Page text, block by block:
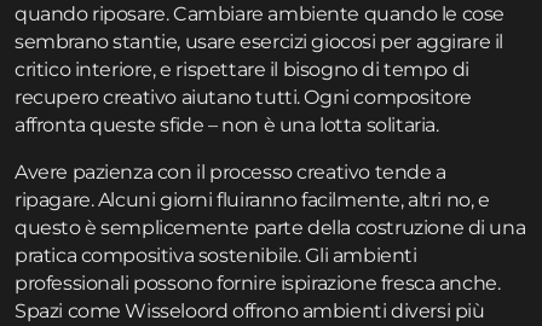
quando riposare. Cambiare ambiente quando le cose
sembrano stantie, usare esercizi giocosi per aggirare il
critico interiore, e rispettare il bisogno di tempo di
recupero creativo aiutano tutti. Ogni compositore
affronta queste sfide – non è una lotta solitaria.
Avere pazienza con il processo creativo tende a
ripagare. Alcuni giorni fluiranno facilmente, altri no, e
questo è semplicemente parte della costruzione di una
pratica compositiva sostenibile. Gli ambienti
professionali possono fornire ispirazione fresca anche.
Spazi come Wisseloord offrono ambienti diversi più